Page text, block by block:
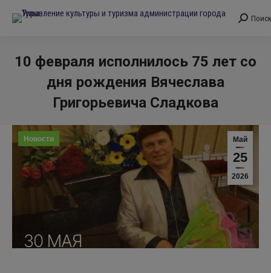
Поиск:
Поиск
10 февраля исполнилось 75 лет со
дня рождения Вячеслава
Григорьевича Сладкова
Май
25
2026
Новости